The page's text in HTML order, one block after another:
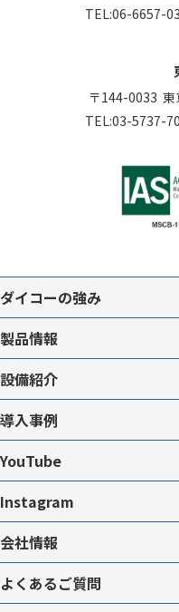
TEL:06-6657-
〒144-0033 東
TEL:03-5737-
ダイコーの強み
製品情報
設備紹介
導入事例
YouTube
Instagram
会社情報
よくあるご質問